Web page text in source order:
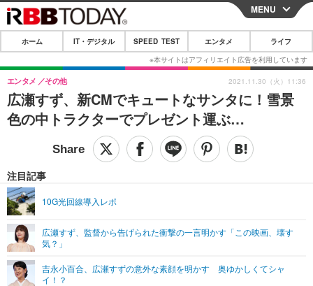
CLOSE
ホーム
IT・デジタル
IT・デジタルTOP スマートフォン
ショッピング その他
SPEED TEST
エンタメTOP 映画・ドラマ
グラビア
ショッピング その他
ライフTOP
リリース一覧
プッシュ通知の停止方法
MENU
ホーム IT・デジタル SPEED TEST エンタメ ライフ
広瀬すず、新CMでキュートなサンタに！雪景
色の中トラクターでプレゼント運ぶ…
エンタメ その他
注目記事
10G光回線導入レポ
広瀬すず、監督から告げられた衝撃の一言明かす「この映画、壊す
気？」
吉永小百合、広瀬すずの意外な素顔を明かす 奥ゆかしくてシャ
イ！？
2021.11.30（火）11:36